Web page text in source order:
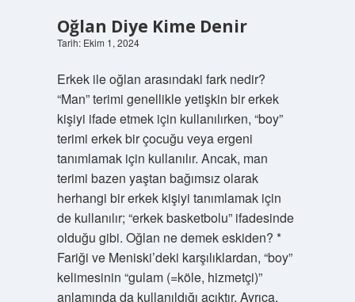
Oğlan Diye Kime Denir
Tarih: Ekim 1, 2024
Erkek ile oğlan arasındaki fark nedir?
“Man” terimi genellikle yetişkin bir erkek
kişiyi ifade etmek için kullanılırken, “boy”
terimi erkek bir çocuğu veya ergeni
tanımlamak için kullanılır. Ancak, man
terimi bazen yaştan bağımsız olarak
herhangi bir erkek kişiyi tanımlamak için
de kullanılır; “erkek basketbolu” ifadesinde
olduğu gibi. Oğlan ne demek eskiden? *
Fariği ve Meniski’deki karşılıklardan, “boy”
kelimesinin “gulam (=köle, hizmetçi)”
anlamında da kullanıldığı açıktır. Ayrıca,